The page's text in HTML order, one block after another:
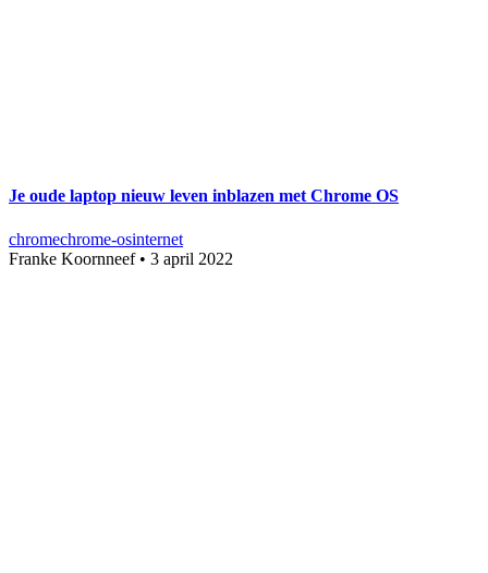
Je oude laptop nieuw leven inblazen met Chrome OS
chromechrome-osinternet
Franke Koornneef• 3 april 2022